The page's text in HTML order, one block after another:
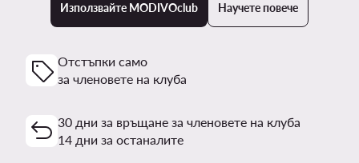
Използвайте MODIVOclub Научете повече
Отстъпки само
за членовете на клуба
30 дни за връщане за членовете на клуба
14 дни за останалите